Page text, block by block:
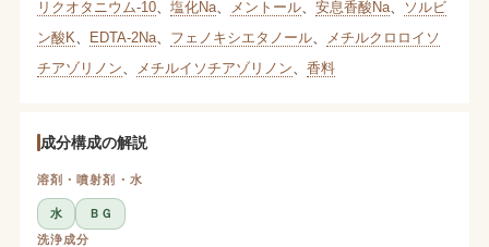
リクオタニウム-10、 塩化Na、 メントール、 安息香酸Na、
ソルビ
ン酸K
EDTA-2Na、 フェノキシエタノール、
メチルクロロイソ
チアゾリノン
メチルイソチアゾリノン 香料
成分構成の解説
溶剤・噴射剤・水
水
ＢＧ
洗浄成分